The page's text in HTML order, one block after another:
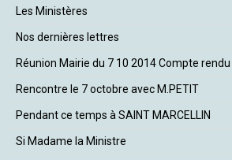
Les Ministères
Nos dernières lettres
Réunion Mairie du 7 10 2014 Compte rendu
Rencontre le 7 octobre avec M.PETIT
Pendant ce temps à SAINT MARCELLIN
Si Madame la Ministre